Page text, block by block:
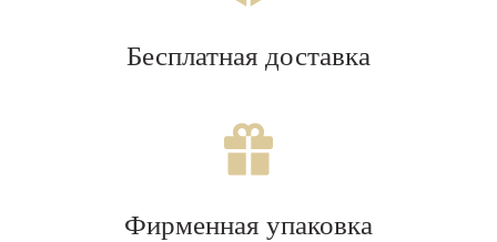
Бесплатная доставка
Фирменная упаковка